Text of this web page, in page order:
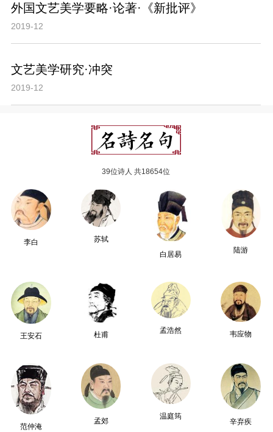
外国文艺美学要略·论著·《新批评》
2019-12
文艺美学研究·冲突
2019-12
39位诗人 共18654位
李白
苏轼
白居易
陆游
王安石 杜甫
孟浩然 韦应物
范仲淹
孟郊
温庭筠
辛弃疾